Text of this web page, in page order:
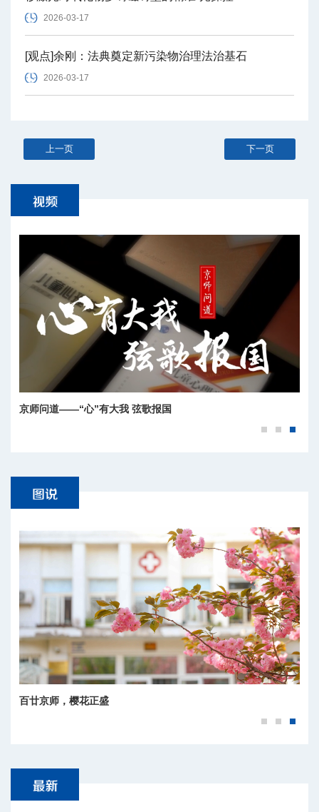
2026-03-17
[观点]余刚：法典奠定新污染物治理法治基石
2026-03-17
上一页 下一页
京师问道——“心”有大我 弦歌报国
百廿京师，樱花正盛